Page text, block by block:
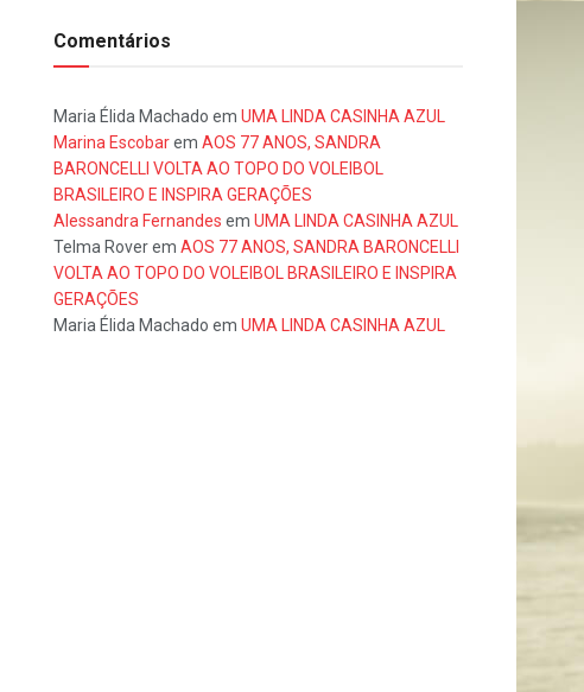
Comentários
Maria Élida Machado em UMA LINDA CASINHA AZUL
Marina Escobarem AOS 77 ANOS, SANDRA
BARONCELLI VOLTA AO TOPO DO VOLEIBOL
BRASILEIRO E INSPIRA GERAÇÕES
Alessandra Fernandes em UMA LINDA CASINHA AZUL
Telma Roverem AOS 77 ANOS, SANDRA BARONCELLI
VOLTA AO TOPO DO VOLEIBOL BRASILEIRO E INSPIRA
GERAÇÕES
Maria Élida Machado em UMA LINDA CASINHA AZUL